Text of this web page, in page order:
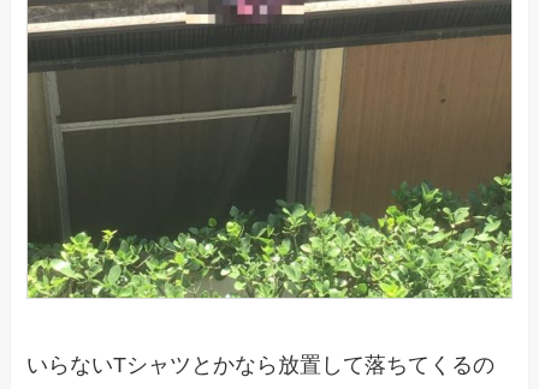
いらないTシャツとかなら放置して落ちてくるの